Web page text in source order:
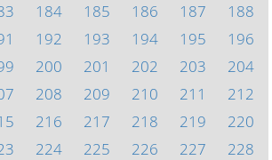
184 185 186 187
188
192 193 194 195
196
200 201 202 203
204
208 209 210 211
212
216 217 218 219
220
224 225 226 227
228